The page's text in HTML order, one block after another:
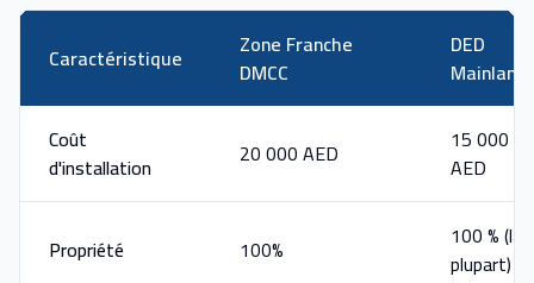
Caractéristique
Zone Franche
DMCC
DED
Mainland
Coût
d'installation
20 000 AED
15 000
AED
Propriété 100%
100 % (la
plupart)